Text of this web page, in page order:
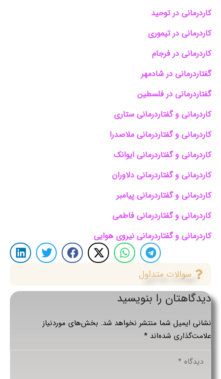
کاردرمانی در توحید
کاردرمانی در تیموری
کاردرمانی در فرجام
گفتاردرمانی در شادمهر
گفتاردرمانی در فلسطین
کاردرمانی و گفتاردرمانی ستاری
کاردرمانی و گفتاردرمانی ملاصدرا
کاردرمانی و گفتاردرمانی ایوانک
کاردرمانی و گفتاردرمانی دلاوران
کاردرمانی و گفتاردرمانی پیامبر
کاردرمانی و گفتاردرمانی فاطمی
کاردرمانی و گفتاردرمانی نیروی هوایی
سوالات متداول
دیدگاهتان را بنویسید
نشانی ایمیل شما منتشر نخواهد شد. بخش‌های موردنیاز
علامت‌گذاری شده‌اند *